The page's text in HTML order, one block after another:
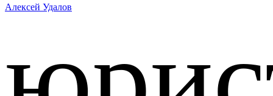
Алексей Удалов